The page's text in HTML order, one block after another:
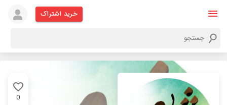
خرید اشتراک
0